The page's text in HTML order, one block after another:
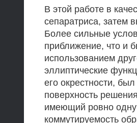
В этой работе в
сепаратриса, затем
Более сильные
приближение, что и
использованием
эллиптические
его окрестности,
поверхность
имеющий ровно одну
коммутируемость